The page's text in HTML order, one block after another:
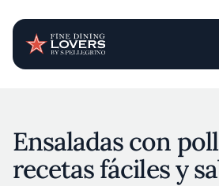
Ensaladas con
recetas fáciles y